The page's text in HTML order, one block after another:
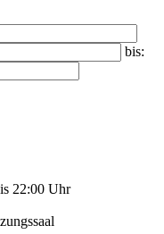
bis:
22:00 Uhr